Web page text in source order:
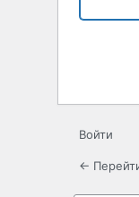
Войти
←